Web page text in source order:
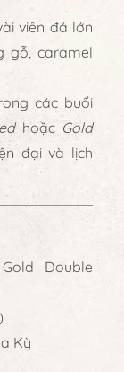
viên đá lớn
gỗ, caramel
các buổi
hoặc Gold
đại và lịch
Double
Kỳ